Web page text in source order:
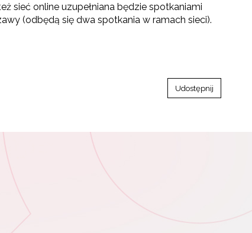
sieć online uzupełniana będzie spotkaniami
(odbędą się dwa spotkania w ramach sieci).
Udostępnij